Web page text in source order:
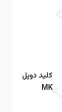
کلید دوپل
MK